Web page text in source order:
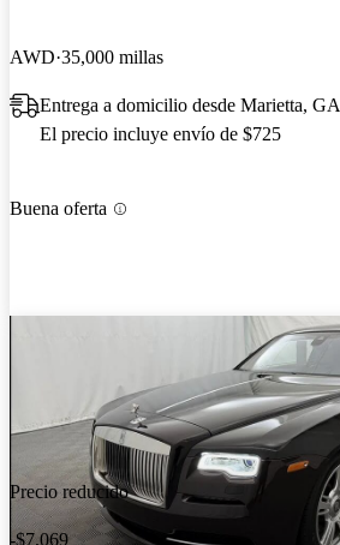
AWD 35,000 millas
Entrega a domicilio desde Marietta, GA
El precio incluye envío de $725
Buena oferta
Precio reducido
-$7,069